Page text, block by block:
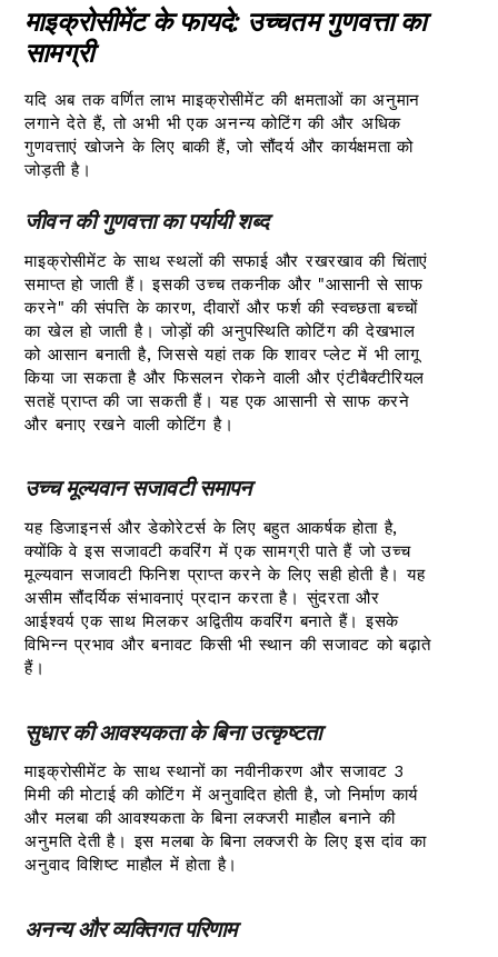
माइक्रोसीमेंट के फायदे: उच्चतम गुणवत्ता का
सामग्री
यदि अब तक वर्णित लाभ माइक्रोसीमेंट की क्षमताओं का अनुमान
लगाने देते हैं, तो अभी भी एक अनन्य कोटिंग की और अधिक
गुणवत्ताएं खोजने के लिए बाकी हैं, जो सौंदर्य और कार्यक्षमता को
जोड़ती है।
जीवन की गुणवत्ता का पर्यायी शब्द
माइक्रोसीमेंट के साथ स्थलों की सफाई और रखरखाव की चिंताएं
समाप्त हो जाती हैं। इसकी उच्च तकनीक और "आसानी से साफ
करने" की संपत्ति के कारण, दीवारों और फर्श की स्वच्छता बच्चों
का खेल हो जाती है। जोड़ों की अनुपस्थिति कोटिंग की देखभाल
को आसान बनाती है, जिससे यहां तक कि शावर प्लेट में भी लागू
किया जा सकता है और फिसलन रोकने वाली और एंटीबैक्टीरियल
सतहें प्राप्त की जा सकती हैं। यह एक आसानी से साफ करने
और बनाए रखने वाली कोटिंग है।
उच्च मूल्यवान सजावटी समापन
यह डिजाइनर्स और डेकोरेटर्स के लिए बहुत आकर्षक होता है,
क्योंकि वे इस सजावटी कवरिंग में एक सामग्री पाते हैं जो उच्च
मूल्यवान सजावटी फिनिश प्राप्त करने के लिए सही होती है। यह
असीम सौंदर्यिक संभावनाएं प्रदान करता है। सुंदरता और
आईश्वर्य एक साथ मिलकर अद्वितीय कवरिंग बनाते हैं। इसके
विभिन्न प्रभाव और बनावट किसी भी स्थान की सजावट को बढ़ाते
हैं।
सुधार की आवश्यकता के बिना उत्कृष्टता
माइक्रोसीमेंट के साथ स्थानों का नवीनीकरण और सजावट 3
मिमी की मोटाई की कोटिंग में अनुवादित होती है, जो निर्माण कार्य
और मलबा की आवश्यकता के बिना लक्जरी माहौल बनाने की
अनुमति देती है। इस मलबा के बिना लक्जरी के लिए इस दांव का
अनुवाद विशिष्ट माहौल में होता है।
अनन्य और व्यक्तिगत परिणाम